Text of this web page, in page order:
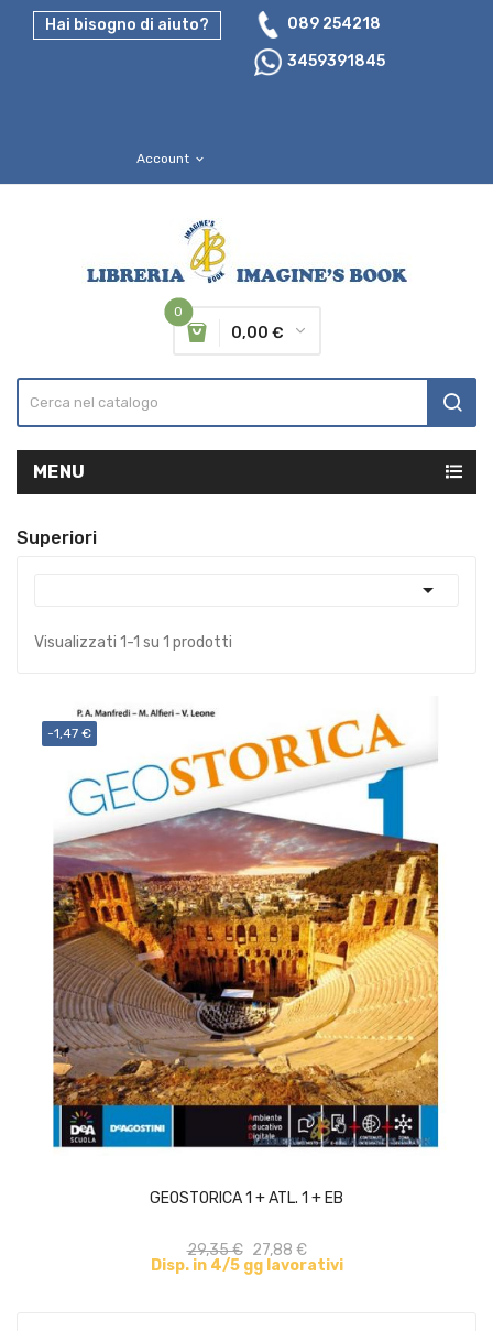
Hai bisogno di aiuto?
089 254218
3459391845
Account expand_more
0
0,00 €
MENU
Superiori

Visualizzati 1-1 su 1 prodotti
-1,47 €
GEOSTORICA 1 + ATL. 1 + EB
29,35 € 27,88 €
Disp. in 4/5 gg lavorativi
ACQUISTA